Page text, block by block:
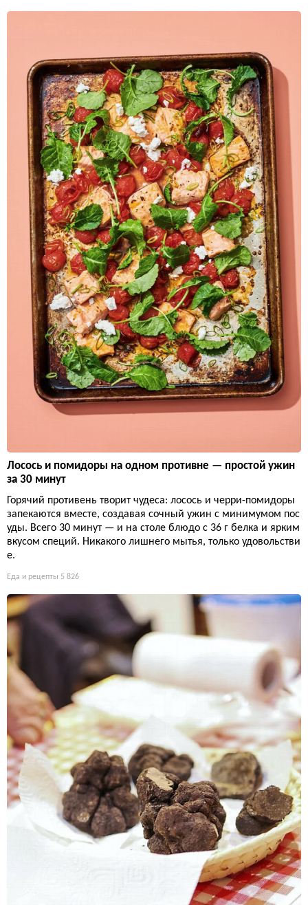
Лосось и помидоры на одном противне — простой ужин
за 30 минут
Горячий противень творит чудеса: лосось и черри-помидоры
запекаются вместе, создавая сочный ужин с минимумом пос
уды. Всего 30 минут — и на столе блюдо с 36 г белка и ярким
вкусом специй. Никакого лишнего мытья, только удовольстви
е.
Еда и рецепты 5 826